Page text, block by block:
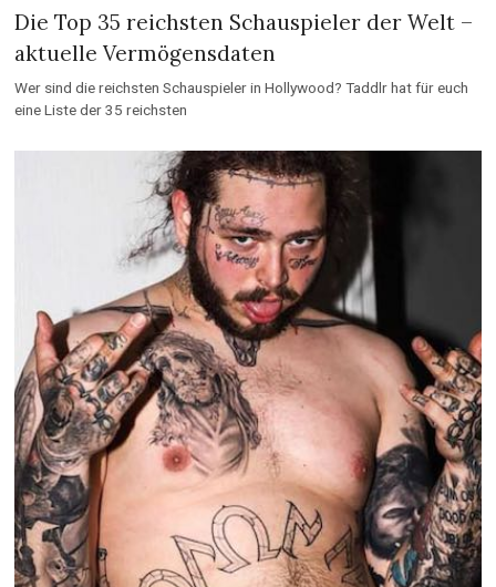
Die Top 35 reichsten Schauspieler der Welt –
aktuelle Vermögensdaten
Wer sind die reichsten Schauspieler in Hollywood? Taddlr hat für euch
eine Liste der 35 reichsten